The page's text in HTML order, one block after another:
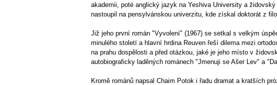
akademii, poté anglický jazyk na Yeshiva University a
nastoupil na pensylvánskou univerzitu, kde získal doktorát z
Již jeho první román "Vyvolení" (1967) se setkal s velkým
minulého století a hlavní hrdina Reuven řeší dilema mezi
na prahu dospělosti a před otázkou, jaké je jeho místo v
autobiograficky laděných románech "Jmenuji se Ašer Lev" a
Kromě románů napsal Chaim Potok i řadu dramat a kratších